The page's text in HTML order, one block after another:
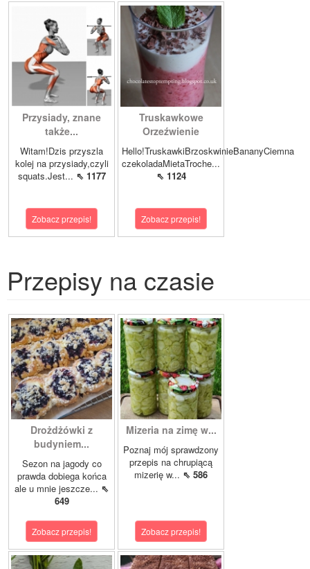
Przysiady, znane
także...
Witam!Dzis przyszla
kolej na przysiady,czyli
squats.Jest... ⇖ 1177
Zobacz przepis!
Truskawkowe
Orzeźwienie
Hello!TruskawkiBrzoskwinieBananyCiemna
czekoladaMietaTroche...
⇖ 1124
Zobacz przepis!
Przepisy na czasie
Drożdżówki z
budyniem...
Sezon na jagody co
prawda dobiega końca
ale u mnie jeszcze... ⇖
649
Zobacz przepis!
Mizeria na zimę w...
Poznaj mój sprawdzony
przepis na chrupiącą
mizerię w... ⇖ 586
Zobacz przepis!